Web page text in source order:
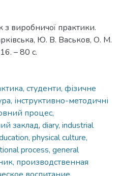
виробничої практики.
Ю. В. Васьков, О. М.
– 80 с.
студенти, фізичне
інструктивно-методичні
процес,
заклад, diary, industrial
physical culture,
process, general
производственная